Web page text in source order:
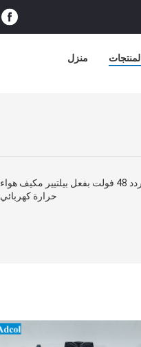
منزل المنتجات
مكيف هواء متردد 48 فولت بفعل بيلتيير مكيف هواء
حرارة كهربائي